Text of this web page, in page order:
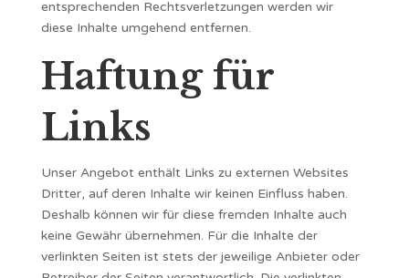
entsprechenden Rechtsverletzungen werden wir
diese Inhalte umgehend entfernen.
Haftung für
Links
Unser Angebot enthält Links zu externen Websites
Dritter, auf deren Inhalte wir keinen Einfluss haben.
Deshalb können wir für diese fremden Inhalte auch
keine Gewähr übernehmen. Für die Inhalte der
verlinkten Seiten ist stets der jeweilige Anbieter oder